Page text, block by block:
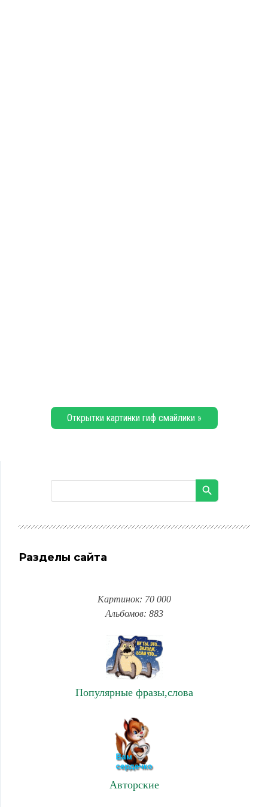
Открытки картинки гиф смайлики »
Разделы сайта
Картинок: 70 000
Альбомов: 883
Популярные фразы,слова
Авторские